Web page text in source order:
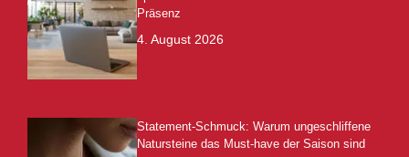
Präsenz
4. August 2026
Statement-Schmuck: Warum ungeschliffene
Natursteine das Must-have der Saison sind